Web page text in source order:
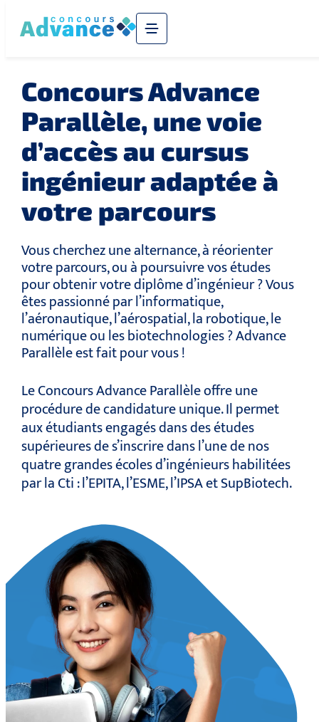
Concours Advance
Parallèle, une voie
d’accès au cursus
ingénieur adaptée à
votre parcours
Vous cherchez une alternance, à réorienter
votre parcours, ou à poursuivre vos études
pour obtenir votre diplôme d’ingénieur ? Vous
êtes passionné par l’informatique,
l’aéronautique, l’aérospatial, la robotique, le
numérique ou les biotechnologies ? Advance
Parallèle est fait pour vous !
Le Concours Advance Parallèle offre une
procédure de candidature unique. Il permet
aux étudiants engagés dans des études
supérieures de s’inscrire dans l’une de nos
quatre grandes écoles d’ingénieurs habilitées
par la Cti : l’EPITA, l’ESME, l’IPSA et SupBiotech.